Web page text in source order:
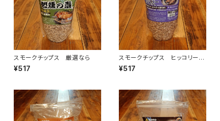
スモークチップス 厳選なら
¥517
スモークチップス ヒッコリー
（オニグルミ）
¥517